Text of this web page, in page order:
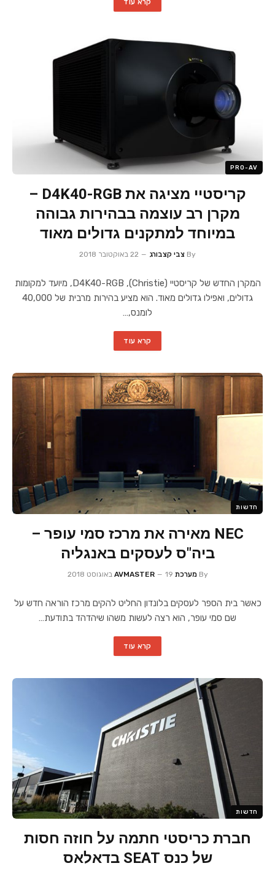
PRO-AV
קריסטיי מציגה את D4K40-RGB –
מקרן רב עוצמה בבהירות גבוהה
במיוחד למתקנים גדולים מאוד
By צבי קצבורג 22 באוקטובר 2018
המקרן החדש של קריסטיי (Christie), D4K40-RGB, מיועד למקומות
גדולים, ואפילו גדולים מאוד. הוא מציע בהירות מרבית של 40,000
לומנס,…
קרא עוד
חדשות
NEC מאירה את מרכז סמי עופר –
ביה"ס לעסקים באנגליה
By מערכת AVMASTER 19 באוגוסט 2018
כאשר בית הספר לעסקים בלונדון החליט להקים מרכז הוראה חדש על
שם סמי עופר, הוא רצה לעשות משהו שיהדהד בתודעת…
קרא עוד
חדשות
חברת כריסטי חתמה על חוזה חסות
של כנס SEAT בדאלאס